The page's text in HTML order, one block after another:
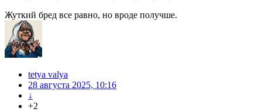
Жуткий бред все равно, но вроде получше.
tetya valya
28 августа 2025, 10:16
↓
+2